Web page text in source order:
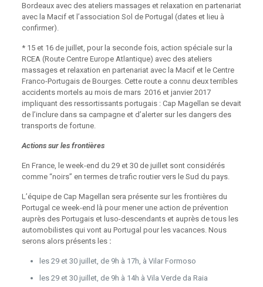
Bordeaux avec des ateliers massages et relaxation en partenariat
avec la Macif et l’association Sol de Portugal (dates et lieu à
confirmer).
* 15 et 16 de juillet, pour la seconde fois, action spéciale sur la
RCEA (Route Centre Europe Atlantique) avec des ateliers
massages et relaxation en partenariat avec la Macif et le Centre
Franco-Portugais de Bourges. Cette route a connu deux terribles
accidents mortels au mois de mars 2016 et janvier 2017
impliquant des ressortissants portugais : Cap Magellan se devait
de l’inclure dans sa campagne et d’alerter sur les dangers des
transports de fortune.
Actions sur les frontières
En France, le week-end du 29 et 30 de juillet sont considérés
comme “noirs” en termes de trafic routier vers le Sud du pays.
L’équipe de Cap Magellan sera présente sur les frontières du
Portugal ce week-end là pour mener une action de prévention
auprès des Portugais et luso-descendants et auprès de tous les
automobilistes qui vont au Portugal pour les vacances. Nous
serons alors présents les :
les 29 et 30 juillet, de 9h à 17h, à Vilar Formoso
les 29 et 30 juillet, de 9h à 14h à Vila Verde da Raia